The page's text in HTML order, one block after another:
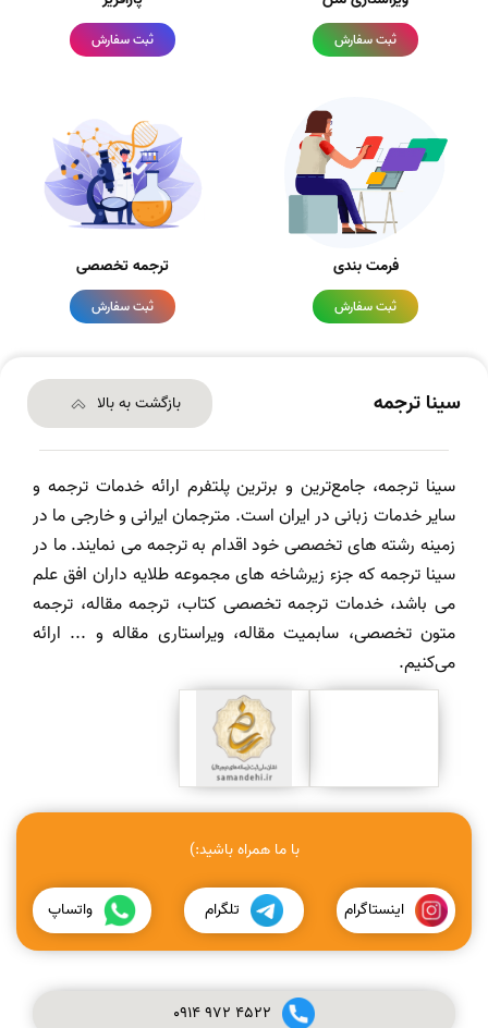
ثبت سفارش ثبت سفارش
فرمت بندی
ثبت سفارش
ترجمه تخصصی
ثبت سفارش
سینا ترجمه بازگشت به بالا
سینا ترجمه، جامع‌ترین و برترین پلتفرم ارائه خدمات ترجمه و
سایر خدمات زبانی در ایران است. مترجمان ایرانی و خارجی ما در
زمینه رشته های تخصصی خود اقدام به ترجمه می نمایند. ما در
سینا ترجمه که جزء زیرشاخه های مجموعه طلایه داران افق علم
می باشد، خدمات ترجمه تخصصی کتاب، ترجمه مقاله، ترجمه
متون تخصصی، سابمیت مقاله، ویراستاری مقاله و ... ارائه
می‌کنیم.
با ما همراه باشید:)
اینستاگرام تلگرام واتساپ
0914972 4522